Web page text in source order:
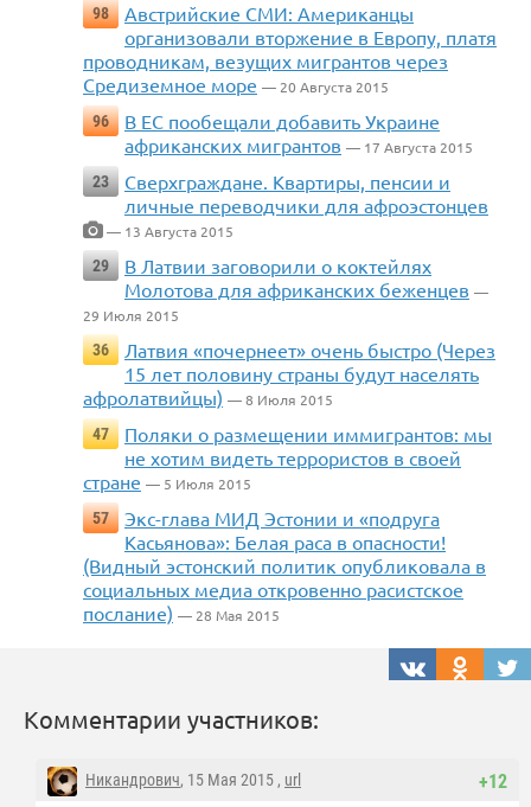
98
Австрийские СМИ: Американцы
организовали вторжение в Европу, платя
проводникам, везущих мигрантов через
Средиземное море — 20 Августа 2015
96
В ЕС пообещали добавить Украине
африканских мигрантов — 17 Августа 2015
23
Сверхграждане. Квартиры, пенсии и
личные переводчики для афроэстонцев
— 13 Августа 2015
29
В Латвии заговорили о коктейлях
Молотова для африканских беженцев —
29 Июля 2015
36
Латвия «почернеет» очень быстро (Через
15 лет половину страны будут населять
афролатвийцы) — 8 Июля 2015
47
Поляки о размещении иммигрантов: мы
не хотим видеть террористов в своей
стране — 5 Июля 2015
57
Экс-глава МИД Эстонии и «подруга
Касьянова»: Белая раса в опасности!
(Видный эстонский политик опубликовала в
социальных медиа откровенно расистское
послание) — 28 Мая 2015
Комментарии участников:
+12
Никандрович, 15 Мая 2015 , url